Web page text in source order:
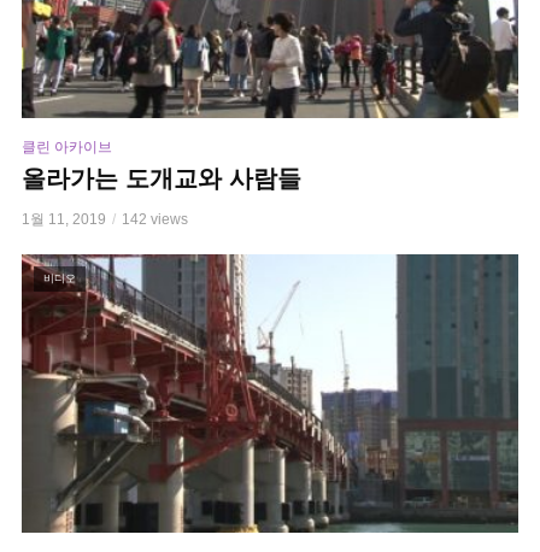
클린 아카이브
올라가는 도개교와 사람들
1월 11, 2019 142 views
비디오